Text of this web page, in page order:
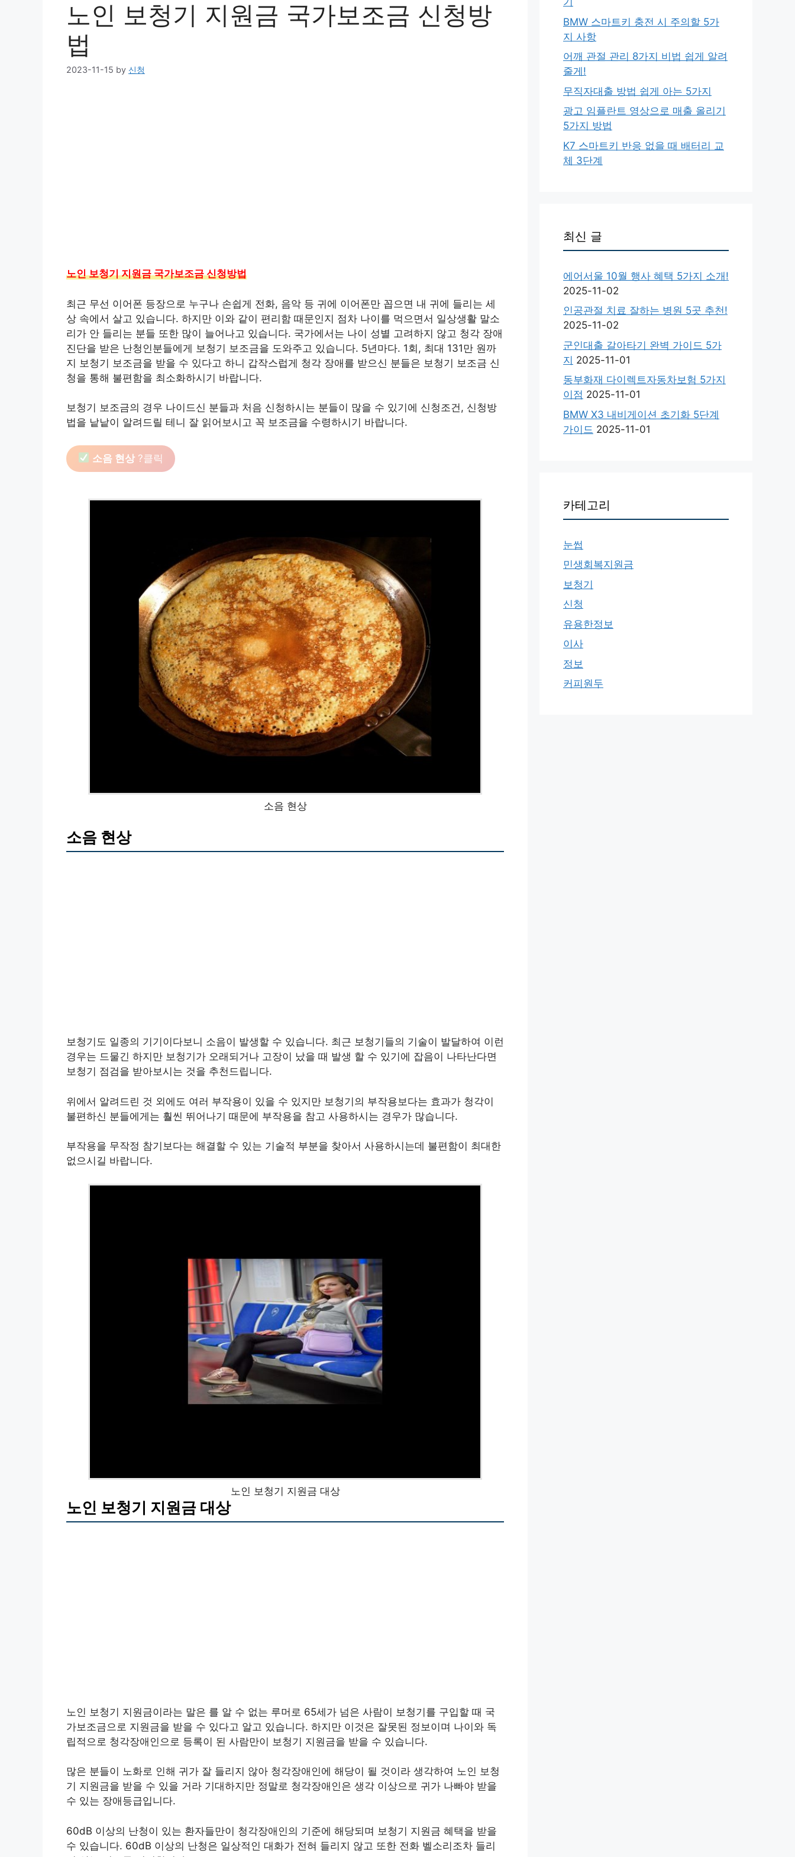
노인 보청기 지원금 국가보조금 신청방
법
2023-11-15 by 신청
노인 보청기 지원금 국가보조금 신청방법
최근 무선 이어폰 등장으로 누구나 손쉽게 전화, 음악 등 귀에 이어폰만 꼽으면 내 귀에 들리는 세
상 속에서 살고 있습니다. 하지만 이와 같이 편리함 때문인지 점차 나이를 먹으면서 일상생활 말소
리가 안 들리는 분들 또한 많이 늘어나고 있습니다. 국가에서는 나이 성별 고려하지 않고 청각 장애
진단을 받은 난청인분들에게 보청기 보조금을 도와주고 있습니다. 5년마다. 1회, 최대 131만 원까
지 보청기 보조금을 받을 수 있다고 하니 갑작스럽게 청각 장애를 받으신 분들은 보청기 보조금 신
청을 통해 불편함을 최소화하시기 바랍니다.
보청기 보조금의 경우 나이드신 분들과 처음 신청하시는 분들이 많을 수 있기에 신청조건, 신청방
법을 낱낱이 알려드릴 테니 잘 읽어보시고 꼭 보조금을 수령하시기 바랍니다.
소음 현상 ?클릭
소음 현상
소음 현상
보청기도 일종의 기기이다보니 소음이 발생할 수 있습니다. 최근 보청기들의 기술이 발달하여 이런
경우는 드물긴 하지만 보청기가 오래되거나 고장이 났을 때 발생 할 수 있기에 잡음이 나타난다면
보청기 점검을 받아보시는 것을 추천드립니다.
위에서 알려드린 것 외에도 여러 부작용이 있을 수 있지만 보청기의 부작용보다는 효과가 청각이
불편하신 분들에게는 훨씬 뛰어나기 때문에 부작용을 참고 사용하시는 경우가 많습니다.
부작용을 무작정 참기보다는 해결할 수 있는 기술적 부분을 찾아서 사용하시는데 불편함이 최대한
없으시길 바랍니다.
노인 보청기 지원금 대상
노인 보청기 지원금 대상
노인 보청기 지원금이라는 말은 를 알 수 없는 루머로 65세가 넘은 사람이 보청기를 구입할 때 국
가보조금으로 지원금을 받을 수 있다고 알고 있습니다. 하지만 이것은 잘못된 정보이며 나이와 독
립적으로 청각장애인으로 등록이 된 사람만이 보청기 지원금을 받을 수 있습니다.
많은 분들이 노화로 인해 귀가 잘 들리지 않아 청각장애인에 해당이 될 것이라 생각하여 노인 보청
기 지원금을 받을 수 있을 거라 기대하지만 정말로 청각장애인은 생각 이상으로 귀가 나빠야 받을
수 있는 장애등급입니다.
60dB 이상의 난청이 있는 환자들만이 청각장애인의 기준에 해당되며 보청기 지원금 혜택을 받을
수 있습니다. 60dB 이상의 난청은 일상적인 대화가 전혀 들리지 않고 또한 전화 벨소리조차 들리
BMW 스마트키 충전 시 주의할 5가
지 사항
어깨 관절 관리 8가지 비법 쉽게 알려
줄게!
무직자대출 방법 쉽게 아는 5가지
광고 임플란트 영상으로 매출 올리기
5가지 방법
K7 스마트키 반응 없을 때 배터리 교
체 3단계
최신 글
에어서울 10월 행사 혜택 5가지 소개!
2025-11-02
인공관절 치료 잘하는 병원 5곳 추천!
2025-11-02
군인대출 갈아타기 완벽 가이드 5가
지 2025-11-01
동부화재 다이렉트자동차보험 5가지
이점 2025-11-01
BMW X3 내비게이션 초기화 5단계
가이드 2025-11-01
카테고리
눈썹
민생회복지원금
보청기
신청
유용한정보
이사
정보
커피원두